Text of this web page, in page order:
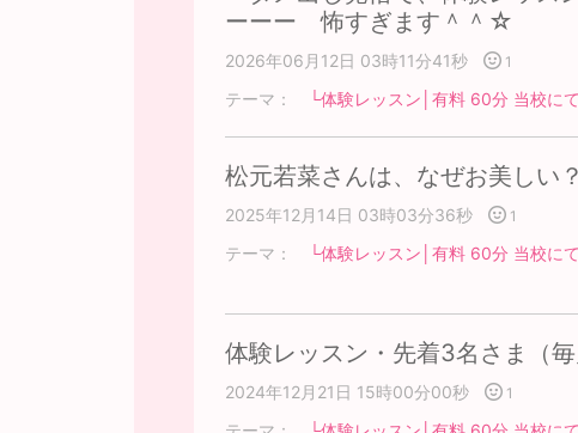
ーーー 怖すぎます＾＾☆
2026年06月12日 03時11分41秒 1
テーマ： └体験レッスン│有料 60分 当校にて
松元若菜さんは、なぜお美しい
2025年12月14日 03時03分36秒 1
テーマ： └体験レッスン│有料 60分 当校にて
体験レッスン・先着3名さま（毎
2024年12月21日 15時00分00秒 1